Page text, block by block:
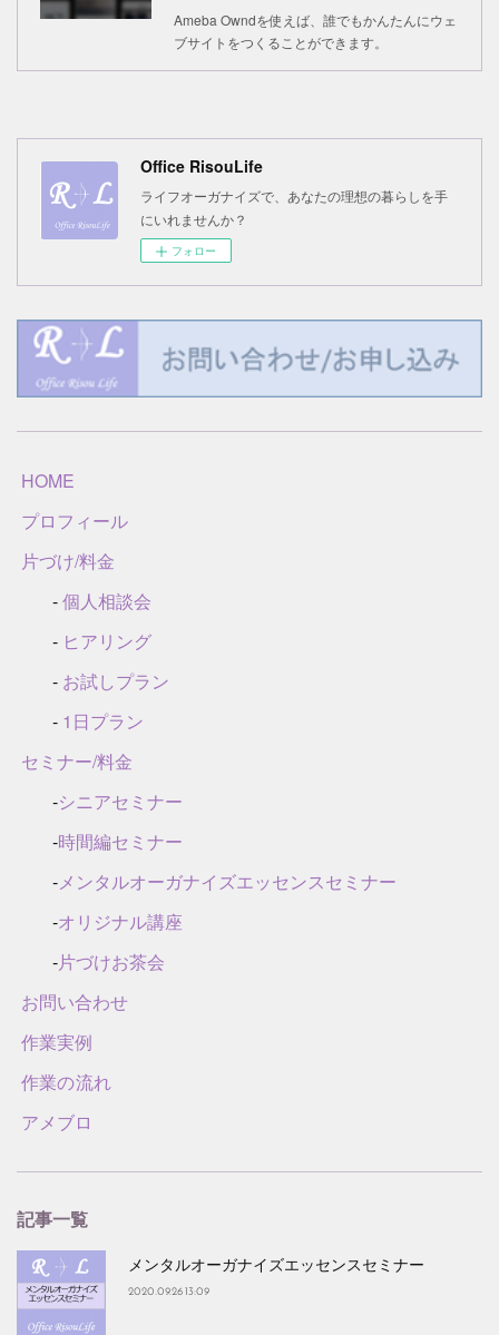
Ameba Owndを使えば、誰でもかんたんにウェ
ブサイトをつくることができます。
Office RisouLife
ライフオーガナイズで、あなたの理想の暮らしを手
にいれませんか？
フォロー
HOME
プロフィール
片づけ/料金
-個人相談会
- ヒアリング
- お試しプラン
- 1日プラン
セミナー/料金
-シニアセミナー
-時間編セミナー
-メンタルオーガナイズエッセンスセミナー
-オリジナル講座
-片づけお茶会
お問い合わせ
作業実例
作業の流れ
アメブロ
記事一覧
メンタルオーガナイズエッセンスセミナー
2020.09.26 13:09